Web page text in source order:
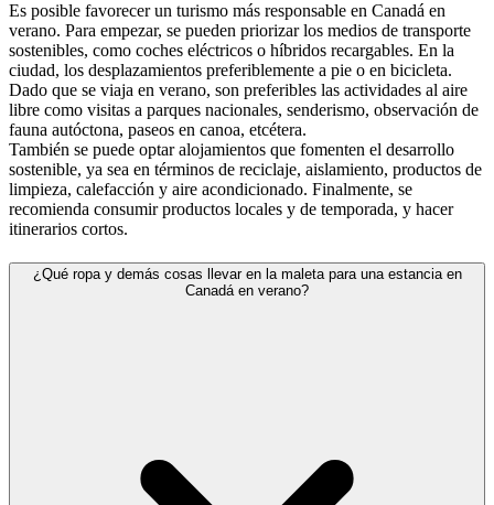
Es posible favorecer un turismo más responsable en Canadá en
verano. Para empezar, se pueden priorizar los medios de transporte
sostenibles, como coches eléctricos o híbridos recargables. En la
ciudad, los desplazamientos preferiblemente a pie o en bicicleta.
Dado que se viaja en verano, son preferibles las actividades al aire
libre como visitas a parques nacionales, senderismo, observación de
fauna autóctona, paseos en canoa, etcétera.
También se puede optar alojamientos que fomenten el desarrollo
sostenible, ya sea en términos de reciclaje, aislamiento, productos de
limpieza, calefacción y aire acondicionado. Finalmente, se
recomienda consumir productos locales y de temporada, y hacer
itinerarios cortos.
¿Qué ropa y demás cosas llevar en la maleta para una estancia en
Canadá en verano?